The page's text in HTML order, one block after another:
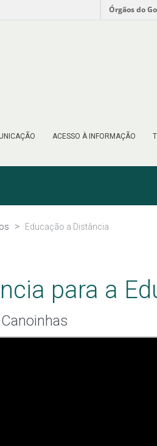
Órgãos do
ACESSO À INFORMAÇÃO
Educação a Distância
para a